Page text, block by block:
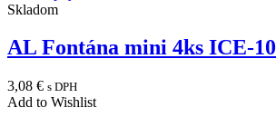
Skladom
AL Fontána mini 4ks ICE-10
3,08 € s DPH
Add to Wishlist